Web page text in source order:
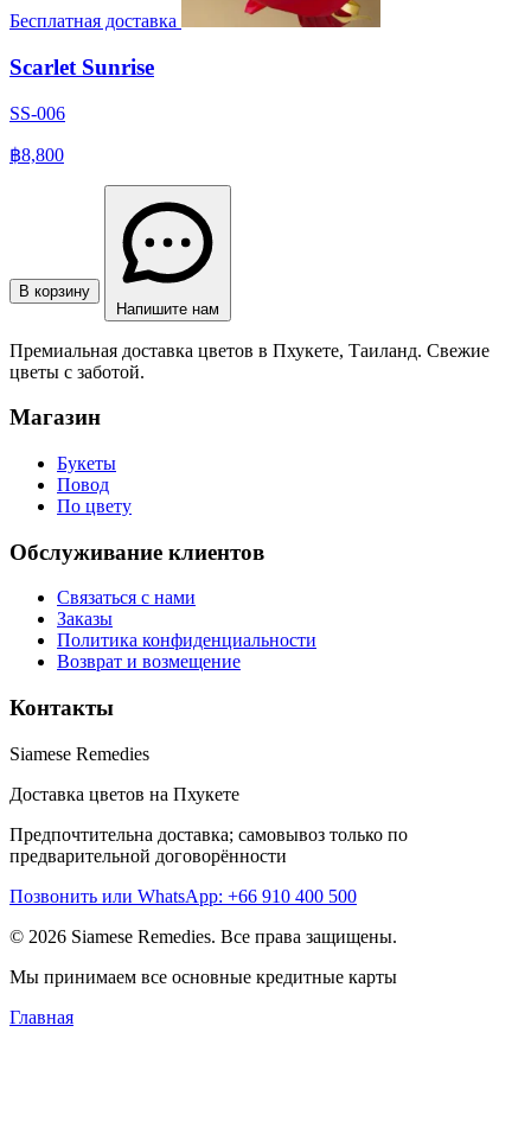
Бесплатная доставка
Scarlet Sunrise
SS-006
฿8,800
В корзину
Напишите нам
Премиальная доставка цветов в Пхукете, Таиланд. Свежие
цветы с заботой.
Магазин
Букеты
Повод
По цвету
Обслуживание клиентов
Связаться с нами
Заказы
Политика конфиденциальности
Возврат и возмещение
Контакты
Siamese Remedies
Доставка цветов на Пхукете
Предпочтительна доставка; самовывоз только по
предварительной договорённости
Позвонить или WhatsApp: +66 910 400 500
© 2026 Siamese Remedies. Все права защищены.
Мы принимаем все основные кредитные карты
Главная